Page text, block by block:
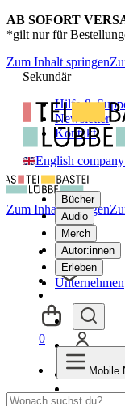
AB SOFORT
*gilt nur für
Zum Inhalt springen
Sekundär
Hilfe &
Newsletter
Kontakt
English
Bücher
Audio
Merch
Autor:innen
Erleben
Unternehmen
Zum Inhalt springen
0
Mobile